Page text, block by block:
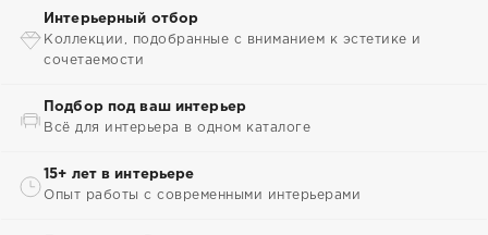
Интерьерный отбор
Коллекции, подобранные с вниманием к эстетике и
сочетаемости
Подбор под ваш интерьер
Всё для интерьера в одном каталоге
15+ лет в интерьере
Опыт работы с современными интерьерами